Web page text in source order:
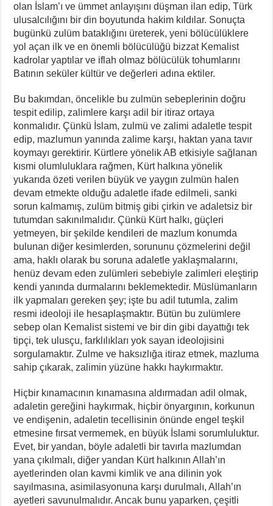
olan İslam’ı ve ümmet anlayışını düşman ilan edip, Türk
ulusalcılığını bir din boyutunda hakim kıldılar. Sonuçta
bugünkü zulüm bataklığını üreterek, yeni bölücülüklere
yol açan ilk ve en önemli bölücülüğü bizzat Kemalist
kadrolar yaptılar ve iflah olmaz bölücülük tohumlarını
Batının seküler kültür ve değerleri adına ektiler.
Bu bakımdan, öncelikle bu zulmün sebeplerinin doğru
tespit edilip, zalimlere karşı adil bir itiraz ortaya
konmalıdır. Çünkü İslam, zulmü ve zalimi adaletle tespit
edip, mazlumun yanında zalime karşı, haktan yana tavır
koymayı gerektirir. Kürtlere yönelik AB etkisiyle sağlanan
kısmi olumluluklara rağmen, Kürt halkına yönelik
yukarıda özeti verilen büyük ve yaygın zulmün halen
devam etmekte olduğu adaletle ifade edilmeli, sanki
sorun kalmamış, zulüm bitmiş gibi çirkin ve adaletsiz bir
tutumdan sakınılmalıdır. Çünkü Kürt halkı, güçleri
yetmeyen, bir şekilde kendileri de mazlum konumda
bulunan diğer kesimlerden, sorununu çözmelerini değil
ama, haklı olarak bu soruna adaletle yaklaşmalarını,
henüz devam eden zulümleri sebebiyle zalimleri eleştirip
kendi yanında durmalarını beklemektedir. Müslümanların
ilk yapmaları gereken şey; işte bu adil tutumla, zalim
resmi ideoloji ile hesaplaşmaktır. Bütün bu zulümlere
sebep olan Kemalist sistemi ve bir din gibi dayattığı tek
tipçi, tek ulusçu, farklılıkları yok sayan ideolojisini
sorgulamaktır. Zulme ve haksızlığa itiraz etmek, mazluma
sahip çıkarak, zalimin yüzüne hakkı haykırmaktır.
Hiçbir kınamacının kınamasına aldırmadan adil olmak,
adaletin gereğini haykırmak, hiçbir önyargının, korkunun
ve endişenin, adaletin tecellisinin önünde engel teşkil
etmesine fırsat vermemek, en büyük İslami sorumluluktur.
Evet, bir yandan, böyle adaletli bir tavırla mazlumdan
yana çıkılmalı, diğer yandan Kürt halkının Allah’ın
ayetlerinden olan kavmi kimlik ve ana dilinin yok
sayılmasına, asimilasyonuna karşı durulmalı, Allah’ın
ayetleri savunulmalıdır. Ancak bunu yaparken, çeşitli